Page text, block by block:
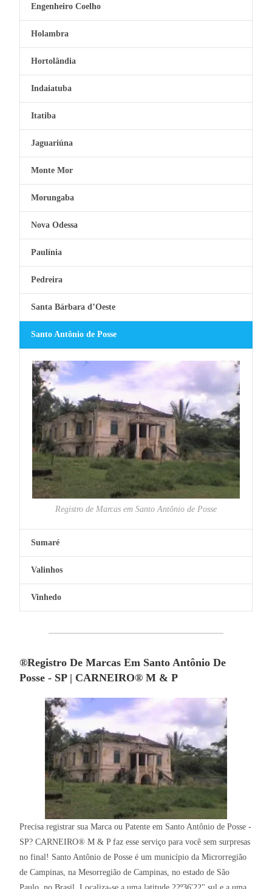
Engenheiro Coelho
Holambra
Hortolândia
Indaiatuba
Itatiba
Jaguariúna
Monte Mor
Morungaba
Nova Odessa
Paulínia
Pedreira
Santa Bárbara d’Oeste
Santo Antônio de Posse
Registro de Marcas em Santo Antônio de Posse
Sumaré
Valinhos
Vinhedo
®Registro De Marcas Em Santo Antônio De
Posse - SP | CARNEIRO® M & P
Precisa registrar sua Marca ou Patente em Santo Antônio de Posse -
SP? CARNEIRO® M & P faz esse serviço para você sem surpresas
no final! Santo Antônio de Posse é um município da Microrregião
de Campinas, na Mesorregião de Campinas, no estado de São